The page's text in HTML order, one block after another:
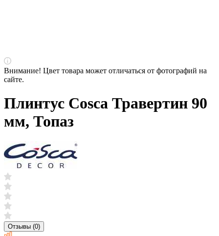
Внимание! Цвет товара может отличаться от фотографий на
сайте.
Плинтус Cosca Травертин 90
мм, Топаз
Отзывы (0)